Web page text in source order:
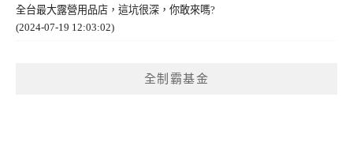
全台最大露營用品店，這坑很深，你敢來嗎?
(2024-07-19 12:03:02)
全制霸基金